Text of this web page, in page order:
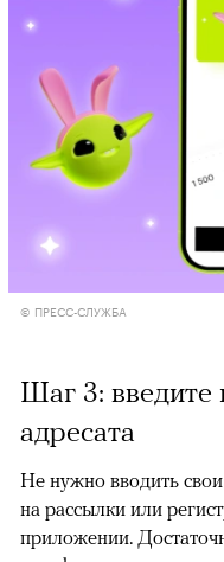
© ПРЕСС-СЛУЖБА
Шаг 3:
адресата
Не нужно вводить
на рассылки или
приложении.